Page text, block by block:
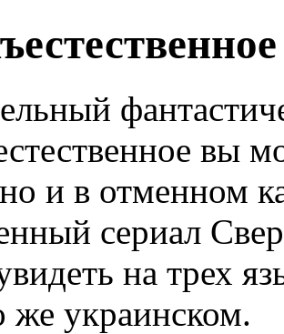
вы
и в отменном
сериал
на трех
же украинском.